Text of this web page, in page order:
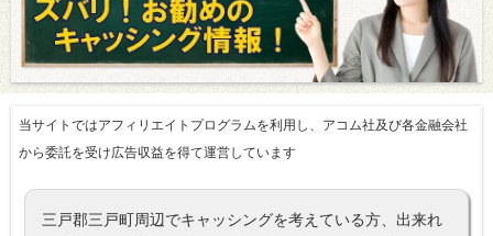
当サイトではアフィリエイトプログラムを利用し、アコム社及び各金融会社
から委託を受け広告収益を得て運営しています
三戸郡三戸町周辺でキャッシングを考えている方、出来れ